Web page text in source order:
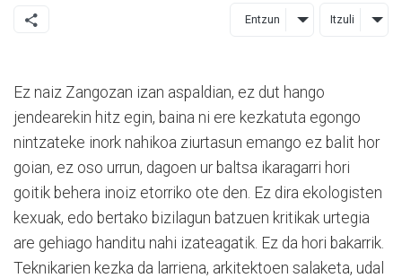
Entzun Itzuli
Ez naiz Zangozan izan aspaldian, ez dut hango
jendearekin hitz egin, baina ni ere kezkatuta egongo
nintzateke inork nahikoa ziurtasun emango ez balit hor
goian, ez oso urrun, dagoen ur baltsa ikaragarri hori
goitik behera inoiz etorriko ote den. Ez dira ekologisten
kexuak, edo bertako bizilagun batzuen kritikak urtegia
are gehiago handitu nahi izateagatik. Ez da hori bakarrik.
Teknikarien kezka da larriena, arkitektoen salaketa, udal